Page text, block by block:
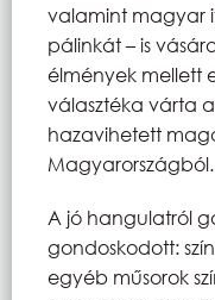
valamint magyar
pálinkát – is
élmények mellett
választéka várta
hazavihetett
Magyarországból.
A jó hangulatról
gondoskodott:
egyéb műsorok